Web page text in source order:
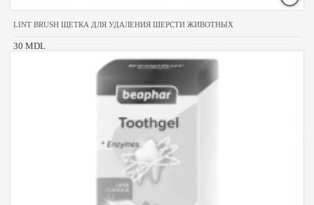
LINT BRUSH ЩЕТКА ДЛЯ УДАЛЕНИЯ ШЕРСТИ ЖИВОТНЫХ
30 MDL